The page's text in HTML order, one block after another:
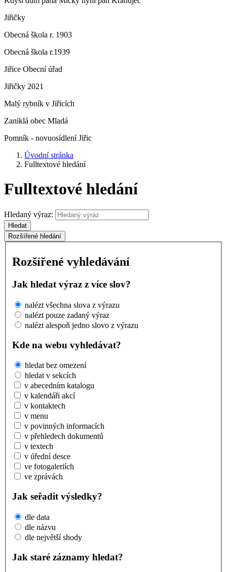
Jiřičky
Obecná škola r. 1903
Obecná škola r.1939
Jiřice Obecní úřad
Jiřičky 2021
Malý rybník v Jiřicích
Zaniklá obec Mladá
Pomník - novuosídlení Jiřic
Úvodní stránka
Fulltextové hledání
Fulltextové hledání
Hledaný výraz:
Hledat
Rozšířené hledání
Rozšířené vyhledávání
Jak hledat výraz z více slov?
nalézt všechna slova z výrazu
nalézt pouze zadaný výraz
nalézt alespoň jedno slovo z výrazu
Kde na webu vyhledávat?
hledat bez omezení
hledat v sekcích
v abecedním katalogu
v kalendáři akcí
v kontaktech
v menu
v povinných informacích
v přehledech dokumentů
v textech
v úřední desce
ve fotogaleriích
ve zprávách
Jak seřadit výsledky?
dle data
dle názvu
dle největší shody
Jak staré záznamy hledat?